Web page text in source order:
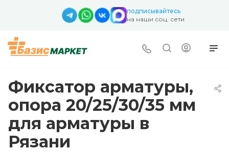
подписывайтесь
на наши соц. сети
Фиксатор арматуры,
опора 20/25/30/35 мм
для арматуры в
Рязани